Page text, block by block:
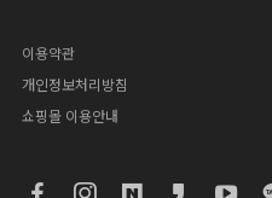
이용약관
개인정보처리방침
쇼핑몰 이용안내